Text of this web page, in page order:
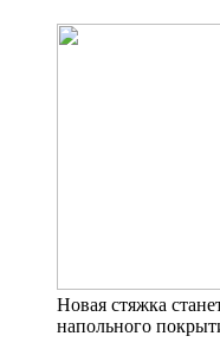
Новая стяжка
напольного